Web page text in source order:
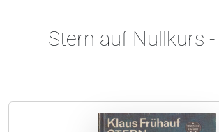
Stern auf Nullkurs